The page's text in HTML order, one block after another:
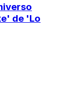
de 'Lo